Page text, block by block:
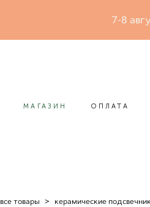
7-8
МАГАЗИН ОПЛАТА
все товары > керамические